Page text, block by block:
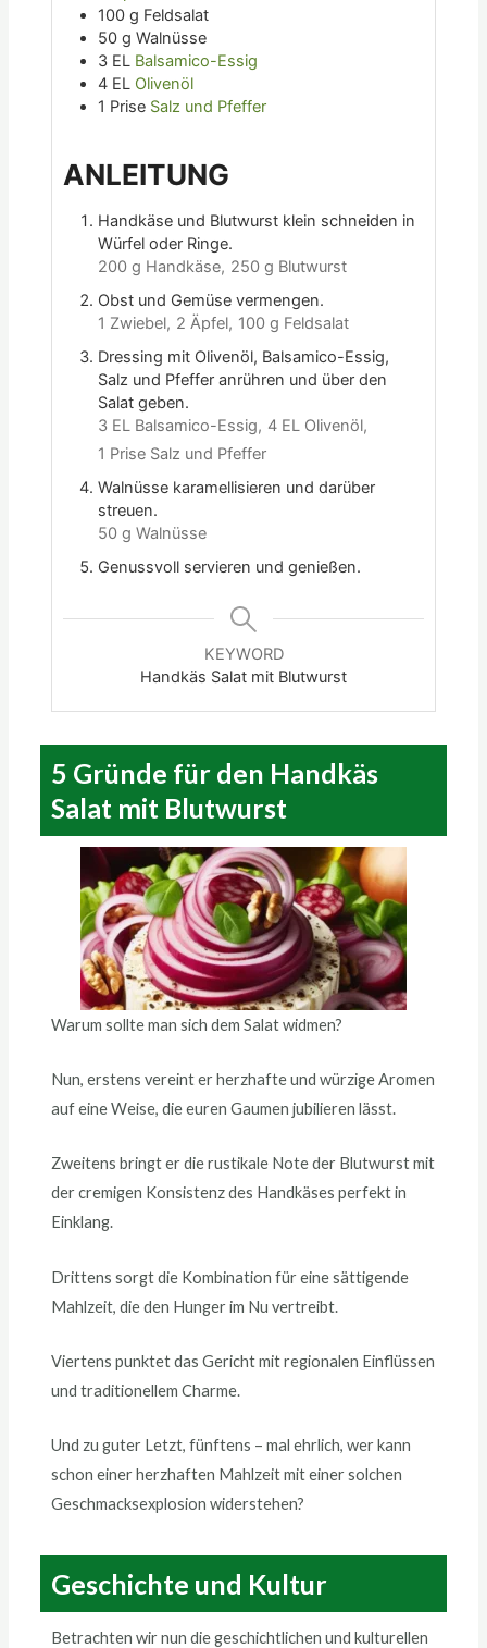
100 g Feldsalat
50 g Walnüsse
3 EL Balsamico-Essig
4 EL Olivenöl
1 Prise Salz und Pfeffer
ANLEITUNG
Handkäse und Blutwurst klein schneiden in
Würfel oder Ringe.
200 g Handkäse, 250 g Blutwurst
Obst und Gemüse vermengen.
1 Zwiebel, 2 Äpfel, 100 g Feldsalat
Dressing mit Olivenöl, Balsamico-Essig,
Salz und Pfeffer anrühren und über den
Salat geben.
3 EL Balsamico-Essig, 4 EL Olivenöl,
1 Prise Salz und Pfeffer
Walnüsse karamellisieren und darüber
streuen.
50 g Walnüsse
Genussvoll servieren und genießen.
KEYWORD
Handkäs Salat mit Blutwurst
5 Gründe für den Handkäs
Salat mit Blutwurst
Warum sollte man sich dem Salat widmen?
Nun, erstens vereint er herzhafte und würzige Aromen
auf eine Weise, die euren Gaumen jubilieren lässt.
Zweitens bringt er die rustikale Note der Blutwurst mit
der cremigen Konsistenz des Handkäses perfekt in
Einklang.
Drittens sorgt die Kombination für eine sättigende
Mahlzeit, die den Hunger im Nu vertreibt.
Viertens punktet das Gericht mit regionalen Einflüssen
und traditionellem Charme.
Und zu guter Letzt, fünftens – mal ehrlich, wer kann
schon einer herzhaften Mahlzeit mit einer solchen
Geschmacksexplosion widerstehen?
Geschichte und Kultur
Betrachten wir nun die geschichtlichen und kulturellen